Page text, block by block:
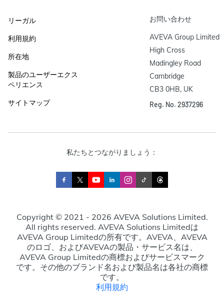
リーガル
利用規約
所在地
製品のユーザーエクス
ペリエンス
サイトマップ
お問い合わせ
AVEVA Group Limited
High Cross
Madingley Road
Cambridge
CB3 0HB, UK
Reg. No. 2937296
私たちとつながりましょう：
Copyright © 2021 - 2026 AVEVA Solutions Limited.
All rights reserved. AVEVA Solutions Limitedは
AVEVA Group Limitedの所有です。AVEVA、AVEVA
のロゴ、およびAVEVAの製品・サービス名は、
AVEVA Group Limitedの商標およびサービスマーク
です。その他のブランド名および製品名は各社の商標
です。
利用規約